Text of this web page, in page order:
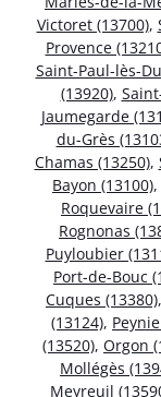
Victoret (13700),
Provence
Saint-Paul-lès-
(13920),
Jaumegarde
du-Grès
Chamas (13250),
Bayon (13100),
Roquevaire
Rognonas
Puyloubier
Port-de-Bouc
Cuques (13380),
(13124),
(13520), Orgon
Mollégès
Meyreuil